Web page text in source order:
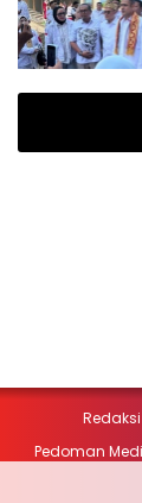
Redaksi
Pedoman